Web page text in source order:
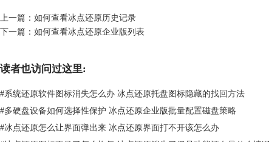
二、激活控制台
制台。当 DFConsole.exe 文件复制到新计算机上时，必须激活控制台。在
新计算机上首次运行该控制台时，屏幕将出现一个显示 OTP 令牌的对话
网络管理员需要在配置管理程序的 OTP 生成系统中输入此令牌，然后将
上一篇： 如何查看冰点还原历史记录
下一篇： 如何查看冰点还原企业版列表
读者也访问过这里:
#系统还原软件图标消失怎么办 冰点还原托盘图标隐藏的找回方法
#多硬盘设备如何选择性保护 冰点还原企业版批量配置磁盘策略
#冰点还原怎么让界面弹出来 冰点还原界面打不开该怎么办